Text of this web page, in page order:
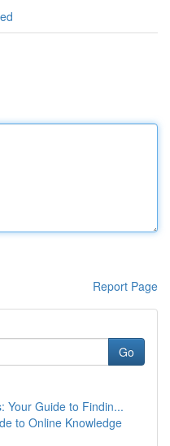
Report Page
Go
Your Guide to Findin...
to Online Knowledge